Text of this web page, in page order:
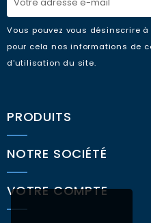
Vous pouvez vous désinscrire
pour cela nos informations de
d'utilisation du site.
PRODUITS
NOTRE SOCIÉTÉ
VOTRE COMPTE